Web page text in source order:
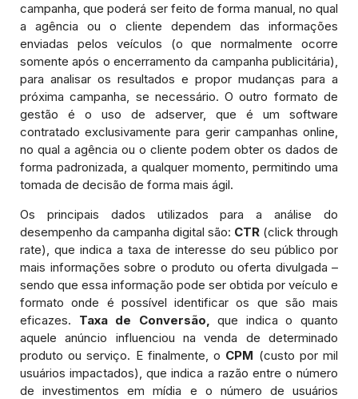
campanha, que poderá ser feito de forma manual, no qual
a agência ou o cliente dependem das informações
enviadas pelos veículos (o que normalmente ocorre
somente após o encerramento da campanha publicitária),
para analisar os resultados e propor mudanças para a
próxima campanha, se necessário. O outro formato de
gestão é o uso de adserver, que é um software
contratado exclusivamente para gerir campanhas online,
no qual a agência ou o cliente podem obter os dados de
forma padronizada, a qualquer momento, permitindo uma
tomada de decisão de forma mais ágil.
Os principais dados utilizados para a análise do
desempenho da campanha digital são: CTR (click through
rate), que indica a taxa de interesse do seu público por
mais informações sobre o produto ou oferta divulgada –
sendo que essa informação pode ser obtida por veículo e
formato onde é possível identificar os que são mais
eficazes. Taxa de Conversão,
que indica o quanto
aquele anúncio influenciou na venda de determinado
produto ou serviço. E finalmente, o CPM (custo por mil
usuários impactados), que indica a razão entre o número
de investimentos em mídia e o número de usuários